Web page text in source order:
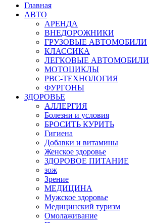
Главная
АВТО
АРЕНДА
ВНЕДОРОЖНИКИ
ГРУЗОВЫЕ АВТОМОБИЛИ
КЛАССИКА
ЛЕГКОВЫЕ АВТОМОБИЛИ
МОТОЦИКЛЫ
РВС-ТЕХНОЛОГИЯ
ФУРГОНЫ
ЗДОРОВЬЕ
АЛЛЕРГИЯ
Болезни и условия
БРОСИТЬ КУРИТЬ
Гигиена
Добавки и витамины
Женское здоровье
ЗДОРОВОЕ ПИТАНИЕ
зож
Зрение
МЕДИЦИНА
Мужское здоровье
Медицинский туризм
Омолаживание